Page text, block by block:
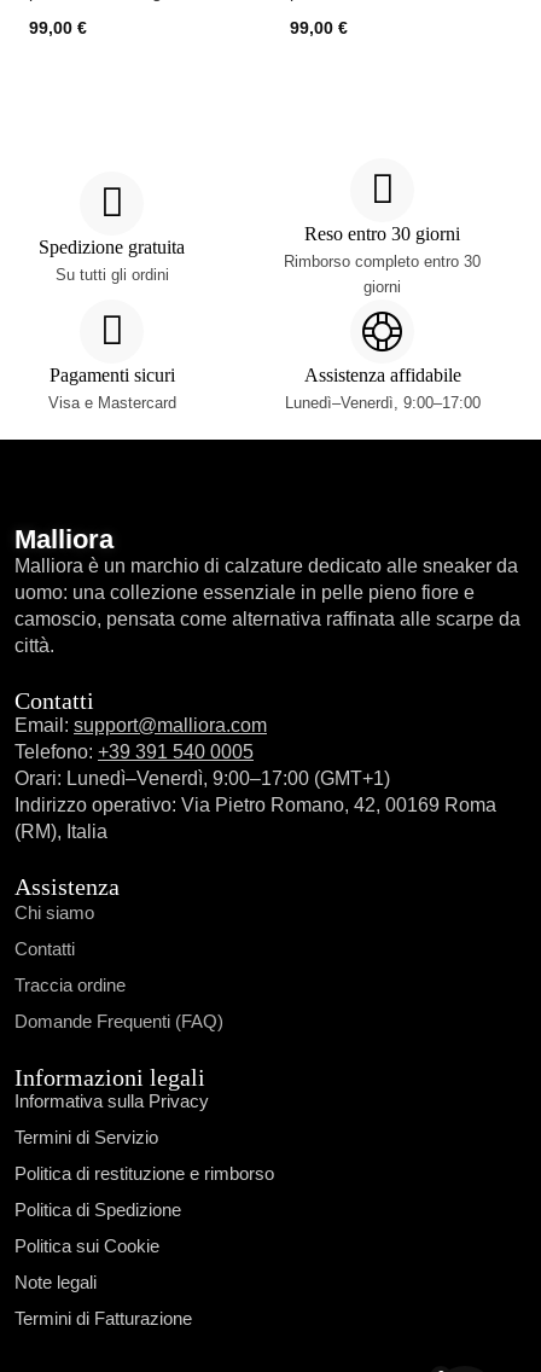
99,00 €
99,00 €
Spedizione gratuita
Su tutti gli ordini
Reso entro 30 giorni
Rimborso completo entro 30
giorni
Pagamenti sicuri
Visa e Mastercard
Assistenza affidabile
Lunedì–Venerdì, 9:00–17:00
Malliora
Malliora è un marchio di calzature dedicato alle sneaker da
uomo: una collezione essenziale in pelle pieno fiore e
camoscio, pensata come alternativa raffinata alle scarpe da
città.
Contatti
Email: support@malliora.com
Telefono: +39 391 540 0005
Orari: Lunedì–Venerdì, 9:00–17:00 (GMT+1)
Indirizzo operativo: Via Pietro Romano, 42, 00169 Roma
(RM), Italia
Assistenza
Chi siamo
Contatti
Traccia ordine
Domande Frequenti (FAQ)
Informazioni legali
Informativa sulla Privacy
Termini di Servizio
Politica di restituzione e rimborso
Politica di Spedizione
Politica sui Cookie
Note legali
Termini di Fatturazione